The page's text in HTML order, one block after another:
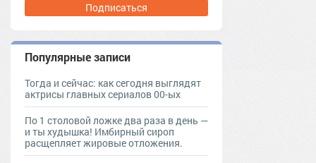
Подписаться
Популярные записи
Тогда и сейчас: как сегодня выглядят
актрисы главных сериалов 00-ых
По 1 столовой ложке два раза в день —
и ты худышка! Имбирный сироп
расщепляет жировые отложения.